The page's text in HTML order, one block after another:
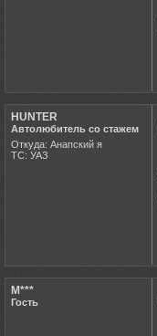
HUNTER
Автолюбитель со стажем
Откуда: Анапский я
ТС: УАЗ
M***
Гость